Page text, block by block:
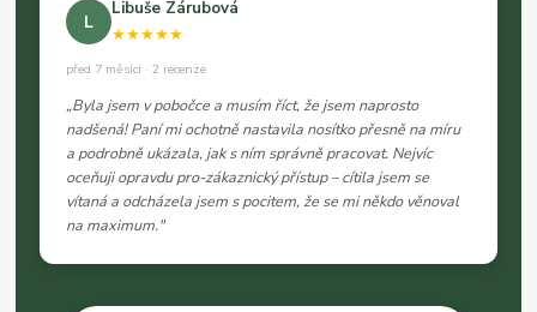
L
Libuše Zárubová
★★★★★
před 7 měsíci · 2 recenze
„Byla jsem v pobočce a musím říct, že jsem naprosto
nadšená! Paní mi ochotně nastavila nosítko přesně na míru
a podrobně ukázala, jak s ním správně pracovat. Nejvíc
oceňuji opravdu pro-zákaznický přístup – cítila jsem se
vítaná a odcházela jsem s pocitem, že se mi někdo věnoval
na maximum."